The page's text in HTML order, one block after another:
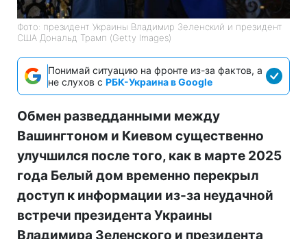
Фото: президент Украины Владимир Зеленский и президент
США Дональд Трамп (Getty Images)
Понимай ситуацию на фронте из-за фактов, а
не слухов с РБК-Украина в Google
Обмен разведданными между
Вашингтоном и Киевом существенно
улучшился после того, как в марте 2025
года Белый дом временно перекрыл
доступ к информации из-за неудачной
встречи президента Украины
Владимира Зеленского и президента